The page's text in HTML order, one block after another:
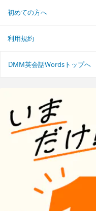
初めての方へ
利用規約
DMM英会話Wordsトップへ